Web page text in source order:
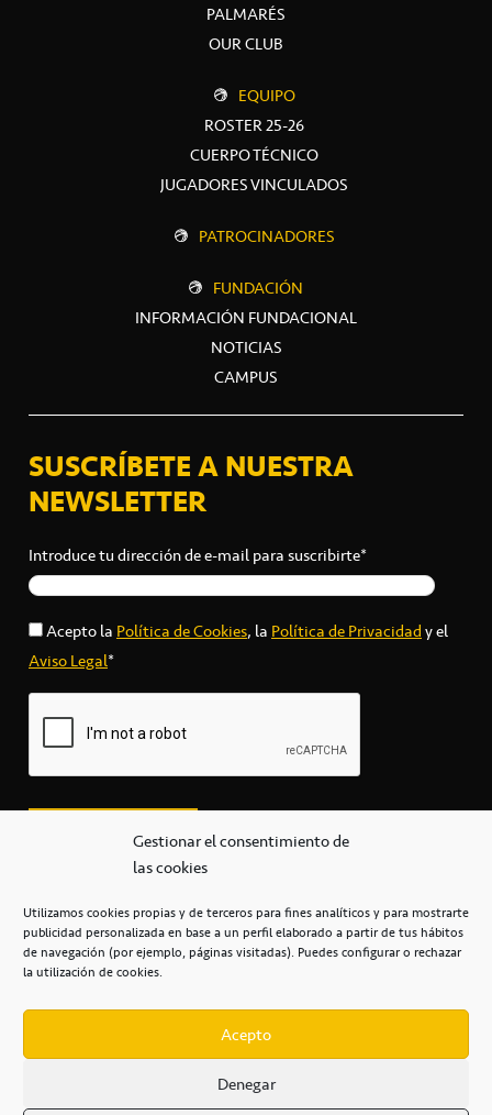
Gestionar el consentimiento de
las cookies
Utilizamos cookies propias y de terceros para fines analíticos y para mostrarte
publicidad personalizada en base a un perfil elaborado a partir de tus hábitos
de navegación (por ejemplo, páginas visitadas). Puedes configurar o rechazar
la utilización de cookies.
Acepto
Denegar
PALMARÉS
OUR CLUB
EQUIPO
ROSTER 25-26
CUERPO TÉCNICO
JUGADORES VINCULADOS
PATROCINADORES
FUNDACIÓN
INFORMACIÓN FUNDACIONAL
NOTICIAS
CAMPUS
SUSCRÍBETE A NUESTRA
NEWSLETTER
Introduce tu dirección de e-mail para suscribirte*
Acepto laPolítica de Cookies, laPolítica de Privacidady el
Aviso Legal*
secretaria@cbcanarias.es
+34 922 253 684
Casa del Deporte / 38108 – La Laguna